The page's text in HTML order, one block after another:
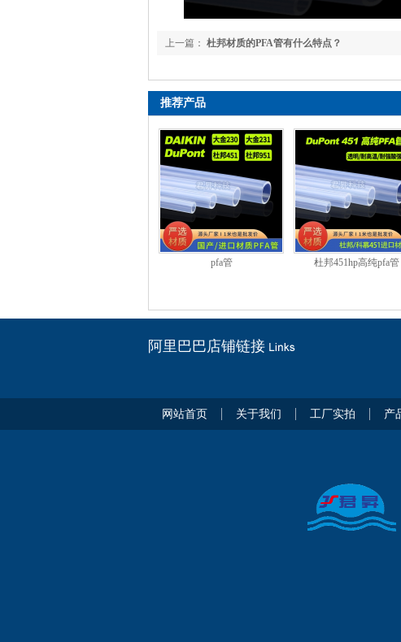
上一篇： 杜邦材质的PFA管有什么特点？
推荐产品
pfa管 杜邦451hp高纯pfa管
阿里巴巴店铺链接
网站首页 关于我们 工厂实拍 产